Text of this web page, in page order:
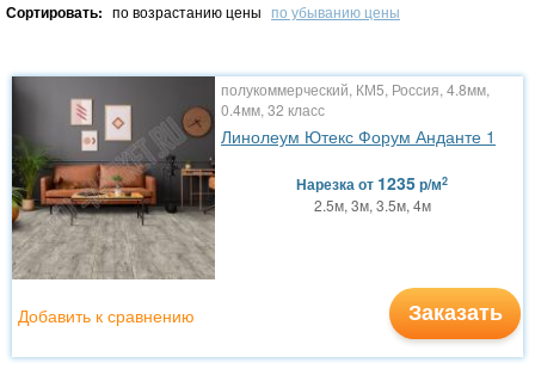
Сортировать: по возрастанию цены по убыванию цены
полукоммерческий, КМ5, Россия, 4.8мм,
0.4мм, 32 класс
Линолеум Ютекс Форум Анданте 1
Нарезкаот 1235р/м2
2.5м, 3м, 3.5м, 4м
Заказать
Добавить к сравнению